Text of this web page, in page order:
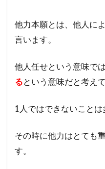
他力本願とは、他人に
言います。
他人任せという意味では
るという意味だと考え
1人ではできないことは
その時に他力はとても
す。